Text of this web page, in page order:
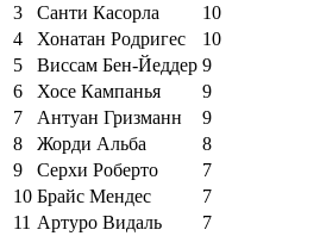
3
Санти Касорла
10
4
Хонатан Родригес
10
5
Виссам Бен-Йеддер 9
6
Хосе Кампанья
9
7
Антуан Гризманн
9
8
Жорди Альба
8
9
Серхи Роберто
7
10 Брайс Мендес
7
11 Артуро Видаль
7